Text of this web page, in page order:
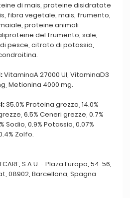
di mais, proteine disidratate
fibra vegetale, mais, frumento,
proteine animali
del frumento, sale,
pesce, citrato di potassio,
VitaminaA 27000 UI, VitaminaD3
Metionina 4000 mg.
35.0% Proteina grezza, 14.0%
6.5% Ceneri grezze, 0.7%
Sodio, 0.9% Potassio, 0.07%
Zolfo.
S.A.U. - Plaza Europa, 54-56,
08902, Barcellona, Spagna